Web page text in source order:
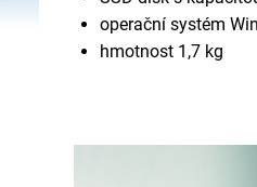
operační systém
hmotnost 1,7 kg